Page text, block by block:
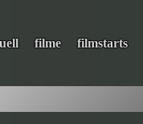
filme filmstarts